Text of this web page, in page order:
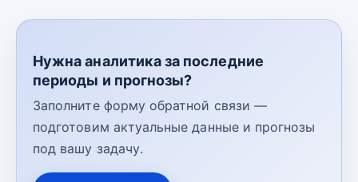
Нужна аналитика за последние
периоды и прогнозы?
Заполните форму обратной связи —
подготовим актуальные данные и прогнозы
под вашу задачу.